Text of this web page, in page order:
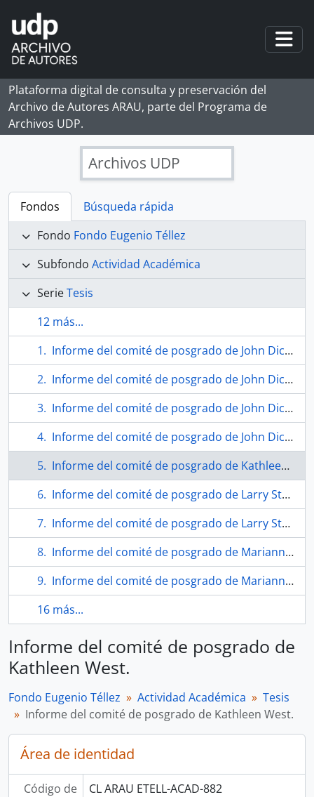
Skip to main content
Plataforma digital de consulta y preservación del
Archivo de Autores ARAU, parte del Programa de
Archivos UDP.
Archivos UDP
Fondos
Búsqueda rápida
Fondo Fondo Eugenio Téllez
Subfondo Actividad Académica
SerieTesis
12 más...
Informe del comité de posgrado de John Dickson.
Informe del comité de posgrado de John Dickson.
Informe del comité de posgrado de John Dickson.
Informe del comité de posgrado de John Dickson.
Informe del comité de posgrado de Kathleen West.
Informe del comité de posgrado de Larry Streicher.
Informe del comité de posgrado de Larry Streicher.
Informe del comité de posgrado de Marianne Neill.
Informe del comité de posgrado de Marianne Neill.
16 más...
Informe del comité de posgrado de
Kathleen West.
Fondo Eugenio Téllez Actividad Académica
Tesis
Informe del comité de posgrado de Kathleen West.
Área de identidad
Código de
CL ARAU ETELL-ACAD-882